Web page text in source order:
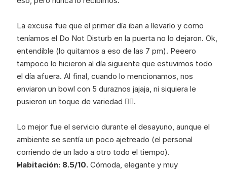
La excusa fue que el primer día iban a llevarlo y como
teníamos el Do Not Disturb en la puerta no lo dejaron. Ok,
entendible (lo quitamos a eso de las 7 pm). Peeero
tampoco lo hicieron al día siguiente que estuvimos todo
el día afuera. Al final, cuando lo mencionamos, nos
enviaron un bowl con 5 duraznos jajaja, ni siquiera le
pusieron un toque de variedad 😮‍💨.
Lo mejor fue el servicio durante el desayuno, aunque el
ambiente se sentía un poco ajetreado (el personal
corriendo de un lado a otro todo el tiempo).
Habitación: 8.5/10. Cómoda, elegante y muy